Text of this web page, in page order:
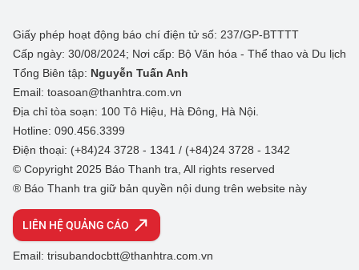
Giấy phép hoạt động báo chí điện tử số: 237/GP-BTTTT
Cấp ngày: 30/08/2024; Nơi cấp: Bộ Văn hóa - Thể thao và Du lịch
Tổng Biên tập: Nguyễn Tuấn Anh
Email: toasoan@thanhtra.com.vn
Địa chỉ tòa soạn: 100 Tô Hiệu, Hà Đông, Hà Nội.
Hotline: 090.456.3399
Điện thoại: (+84)24 3728 - 1341 / (+84)24 3728 - 1342
© Copyright 2025 Báo Thanh tra, All rights reserved
® Báo Thanh tra giữ bản quyền nội dung trên website này
LIÊN HỆ QUẢNG CÁO
Email: trisubandocbtt@thanhtra.com.vn